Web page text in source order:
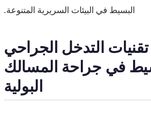
البسيط في البيئات السريرية المتنوعة.
التدخل الجراحي
في جراحة المسالك
البولية